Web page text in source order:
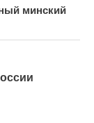
минский